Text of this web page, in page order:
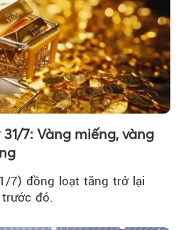
7: Vàng miếng, vàng
7) đồng loạt tăng trở lại
đó.